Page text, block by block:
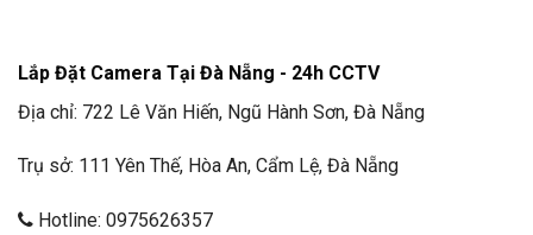
Lắp Đặt Camera Tại Đà Nẵng - 24h CCTV
Địa chỉ: 722 Lê Văn Hiến, Ngũ Hành Sơn, Đà Nẵng
Trụ sở: 111 Yên Thế, Hòa An, Cẩm Lệ, Đà Nẵng
Hotline: 0975626357